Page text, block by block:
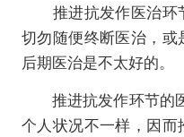
推进抗发作医治环节
切勿随便终断医治，或
后期医治是不太好的。
推进抗发作环节的医
个人状况不一样，因而